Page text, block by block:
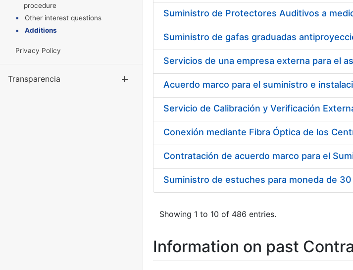
procedure
Other interest questions
Additions
Privacy Policy
Transparencia Show/Hide
Acuerdo marco para el suministro e
Suministro de estuches para moneda de
Showing 1 to 10 of 486 entries.
Information on past